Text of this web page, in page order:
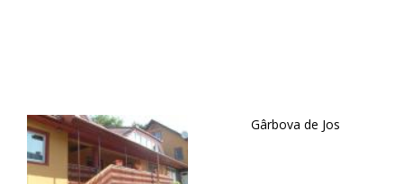
Gârbova de Jos